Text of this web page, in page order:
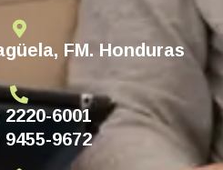
FM. Honduras
2220-6001
9455-9672